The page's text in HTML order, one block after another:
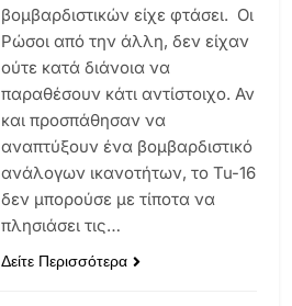
βομβαρδιστικών είχε φτάσει. Οι
Ρώσοι από την άλλη, δεν είχαν
ούτε κατά διάνοια να
παραθέσουν κάτι αντίστοιχο. Αν
και προσπάθησαν να
αναπτύξουν ένα βομβαρδιστικό
ανάλογων ικανοτήτων, το Tu-16
δεν μπορούσε με τίποτα να
πλησιάσει τις…
Δείτε Περισσότερα